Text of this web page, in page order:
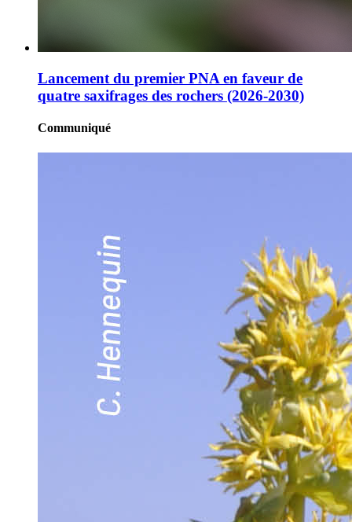
Lancement du premier PNA en faveur de
quatre saxifrages des rochers (2026-2030)
Communiqué